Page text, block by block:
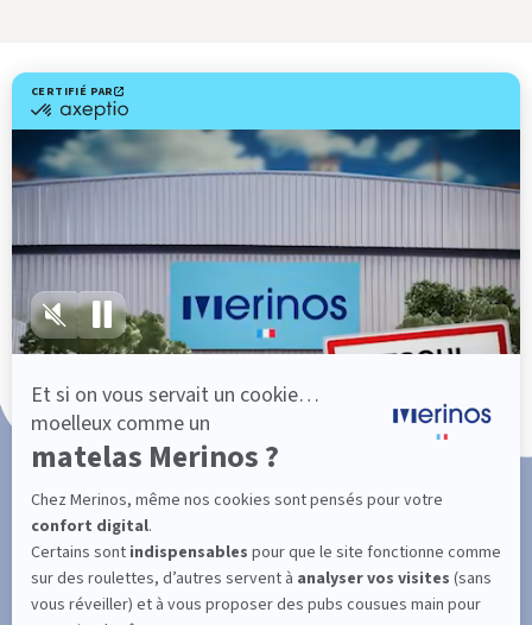
Livraison gratuite
Fabrication Française
101 nuits d'essai*
Paiement en 3x ou 4x sans frais